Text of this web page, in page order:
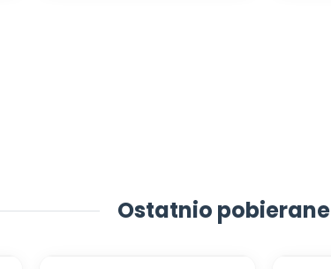
Ostatnio pobierane